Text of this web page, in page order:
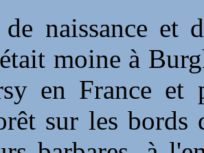
naissance et
moine à
en France et
sur les bords